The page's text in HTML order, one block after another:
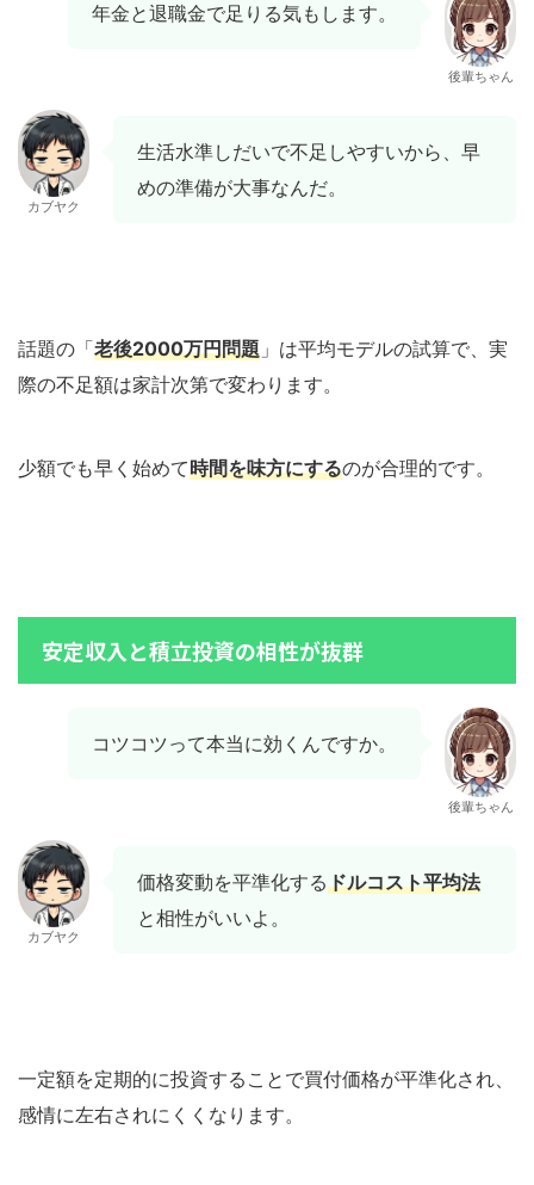
年金と退職金で足りる気もします。
後輩ちゃん
カブヤク
生活水準しだいで不足しやすいから、早
めの準備が大事なんだ。
話題の「老後2000万円問題 」は平均モデルの試算で、実
際の不足額は家計次第で変わります。
少額でも早く始めて時間を味方にするのが合理的です。
安定収入と積立投資の相性が抜群
コツコツって本当に効くんですか。
後輩ちゃん
カブヤク
価格変動を平準化するドルコスト平均法
と相性がいいよ。
一定額を定期的に投資することで買付価格が平準化され、
感情に左右されにくくなります。